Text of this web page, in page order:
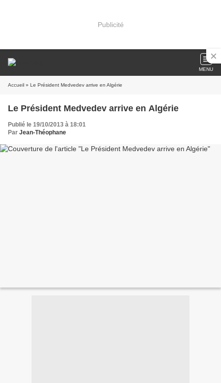
Publicité
MENU
Accueil » Le Président Medvedev arrive en Algérie
Le Président Medvedev arrive en Algérie
Publié le 19/10/2013 à 18:01
Par Jean-Théophane